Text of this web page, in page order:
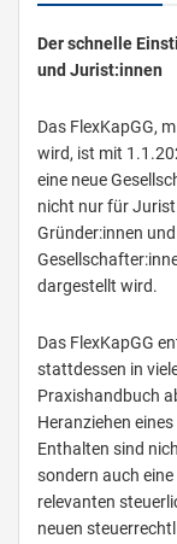
Der schnelle
und Jurist:innen
Das FlexKapGG,
wird, ist mit
eine neue
nicht nur für
Gründer:innen
dargestellt wird.
Das FlexKapGG
stattdessen in
Praxishandbuch
Heranziehen
Enthalten sind
sondern auch
relevanten
neuen